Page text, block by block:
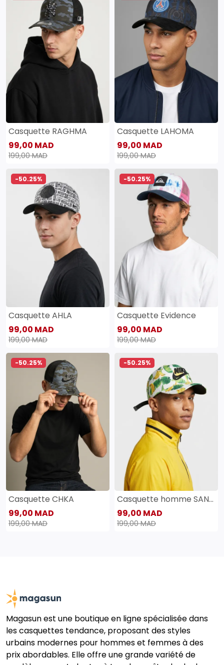
Casquette RAGHMA
99,00 MAD
199,00 MAD
Casquette LAHOMA
99,00 MAD
199,00 MAD
-50.25%
Casquette AHLA
99,00 MAD
199,00 MAD
-50.25%
Casquette Evidence
99,00 MAD
199,00 MAD
-50.25%
Casquette CHKA
99,00 MAD
199,00 MAD
-50.25%
Casquette homme SANAS
99,00 MAD
199,00 MAD
Magasun est une boutique en ligne spécialisée dans
les casquettes tendance, proposant des styles
urbains modernes pour hommes et femmes à des
prix abordables. Elle offre une grande variété de